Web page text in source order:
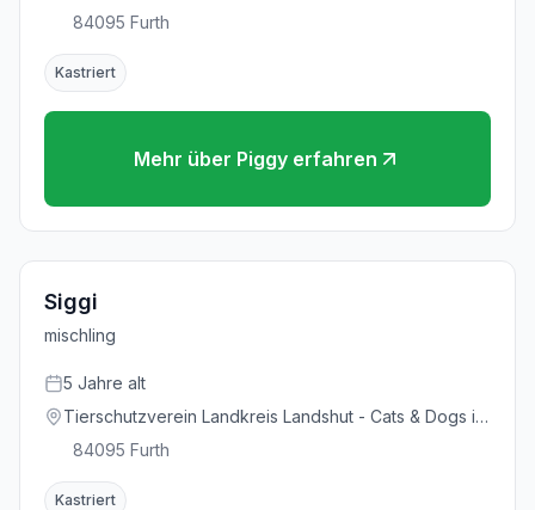
Not e.V.
84095 Furth
Kastriert
Mehr über Piggy erfahren
Siggi
mischling
5 Jahre alt
Tierschutzverein Landkreis Landshut - Cats & Dogs in
Not e.V.
84095 Furth
Kastriert